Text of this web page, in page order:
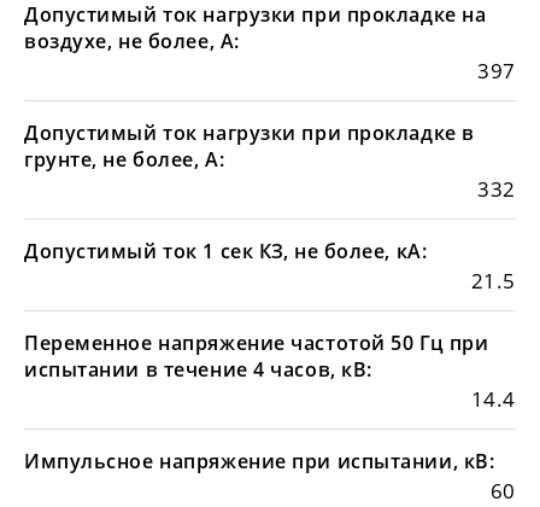
Допустимый ток нагрузки при прокладке на
воздухе, не более, А:
397
Допустимый ток нагрузки при прокладке в
грунте, не более, А:
332
Допустимый ток 1 сек КЗ, не более, кА:
21.5
Переменное напряжение частотой 50 Гц при
испытании в течение 4 часов, кВ:
14.4
Импульсное напряжение при испытании, кВ:
60